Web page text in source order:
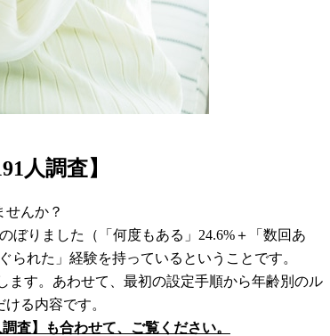
人調査】
んか？
ぼりました（「何度もある」24.6%＋「数回あ
られた」経験を持っているということです。
す。あわせて、最初の設定手順から年齢別のル
る内容です。
査】も合わせて、ご覧ください。